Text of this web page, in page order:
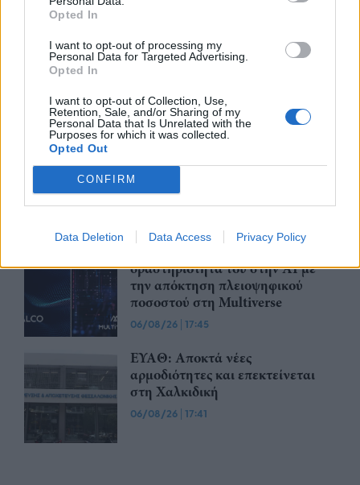
Opted In
I want to opt-out of processing my
Personal Data for Targeted Advertising.
Opted In
I want to opt-out of Collection, Use,
Retention, Sale, and/or Sharing of my
Personal Data that Is Unrelated with the
Purposes for which it was collected.
Opted Out
CONFIRM
Data Deletion Data Access Privacy Policy
Apollo Global Management:
Εξαγοράζει την EasyJet έναντι 7,7
06/08/26|18:31
Σαμοθράκη: Σε λειτουργία η
πλατφόρμα myBusinessSupport
για το ειδικό πρόγραμμα στήριξης
επιχειρήσεων
δραστηριότητά του στην ΑΙ με
την απόκτηση πλειοψηφικού
ποσοστού στη Multiverse
06/08/26 | 17:45
ΕΥΑΘ: Αποκτά νέες
αρμοδιότητες και επεκτείνεται
στη Χαλκιδική
06/08/26 | 17:41